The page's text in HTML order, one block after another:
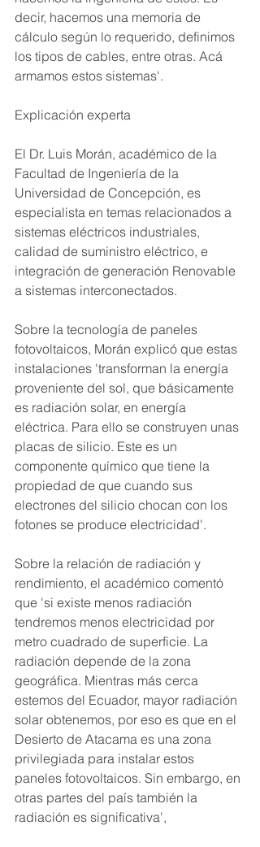
decir, hacemos una memoria de
cálculo según lo requerido, definimos
los tipos de cables, entre otras. Acá
armamos estos sistemas'.
Explicación experta
El Dr. Luis Morán, académico de la
Facultad de Ingeniería de la
Universidad de Concepción, es
especialista en temas relacionados a
sistemas eléctricos industriales,
calidad de suministro eléctrico, e
integración de generación Renovable
a sistemas interconectados.
Sobre la tecnología de paneles
fotovoltaicos, Morán explicó que estas
instalaciones 'transforman la energía
proveniente del sol, que básicamente
es radiación solar, en energía
eléctrica. Para ello se construyen unas
placas de silicio. Este es un
componente químico que tiene la
propiedad de que cuando sus
electrones del silicio chocan con los
fotones se produce electricidad'.
Sobre la relación de radiación y
rendimiento, el académico comentó
que 'si existe menos radiación
tendremos menos electricidad por
metro cuadrado de superficie. La
radiación depende de la zona
geográfica. Mientras más cerca
estemos del Ecuador, mayor radiación
solar obtenemos, por eso es que en el
Desierto de Atacama es una zona
privilegiada para instalar estos
paneles fotovoltaicos. Sin embargo, en
otras partes del país también la
radiación es significativa',